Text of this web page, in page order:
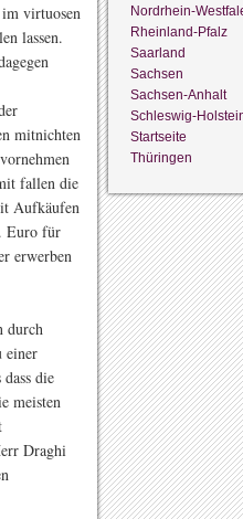
virtuosen
lassen.
mitnichten
fallen die
Aufkäufen
Euro für
erwerben
durch
einer
die
meisten
Draghi
Nordrhein-
Rheinland-Pfalz
Saarland
Sachsen
Sachsen-Anhalt
Schleswig-
Startseite
Thüringen